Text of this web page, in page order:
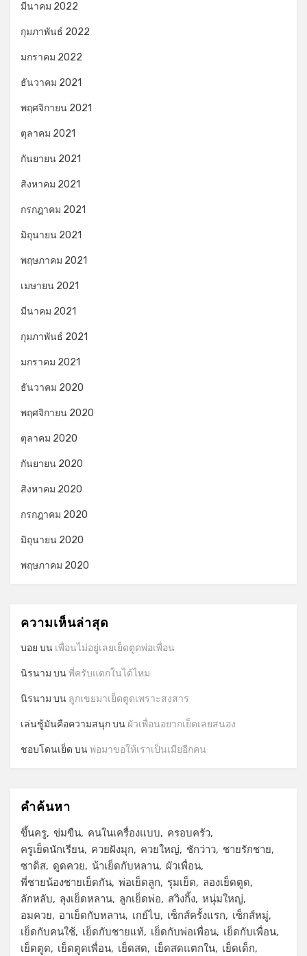
มีนาคม 2022
กุมภาพันธ์ 2022
มกราคม 2022
ธันวาคม 2021
พฤศจิกายน 2021
ตุลาคม 2021
กันยายน 2021
สิงหาคม 2021
กรกฎาคม 2021
มิถุนายน 2021
พฤษภาคม 2021
เมษายน 2021
มีนาคม 2021
กุมภาพันธ์ 2021
มกราคม 2021
ธันวาคม 2020
พฤศจิกายน 2020
ตุลาคม 2020
กันยายน 2020
สิงหาคม 2020
กรกฎาคม 2020
มิถุนายน 2020
พฤษภาคม 2020
ความเห็นล่าสุด
บอย บน เพื่อนไม่อยู่เลยเย็ดตูดพ่อเพื่อน
นิรนาม บนพี่ครับแตกในได้ไหม
นิรนาม บน ลูกเขยมาเย็ดตูดเพราะสงสาร
เล่นชู้มันคือความสนุกบน ผัวเพื่อนอยากเย็ดเลยสนอง
ชอบโดนเย็ด บนพ่อมาขอให้เราเป็นเมียอีกคน
คำค้นหา
ขึ้นครู ข่มขืน คนในเครื่องแบบ
ครอบครัว
ครูเย็ดนักเรียน
ควยฝังมุก ควยใหญ่ ชักว่าว
ชายรักชาย
ซาดิส
ดูดควย น้าเย็ดกับหลาน
ผัวเพื่อน
พี่ชายน้องชายเย็ดกัน พ่อเย็ดลูก รุมเย็ด
ลองเย็ดตูด
ลักหลับ
ลุงเย็ดหลาน ลูกเย็ดพ่อ สวิงกิ้ง หนุ่มใหญ่
อมควย
อาเย็ดกับหลาน เกย์ไบ เซ็กส์ครั้งแรก
เซ็กส์หมู่
เย็ดกับคนใช้
เย็ดกับชายแท้ เย็ดกับพ่อเพื่อน
เย็ดกับเพื่อน
เย็ดตูด
เย็ดตูดเพื่อน เย็ดสด เย็ดสดแตกใน เย็ดเด็ก